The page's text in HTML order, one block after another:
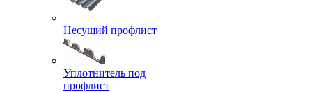
Несущий профлист
Уплотнитель под
профлист